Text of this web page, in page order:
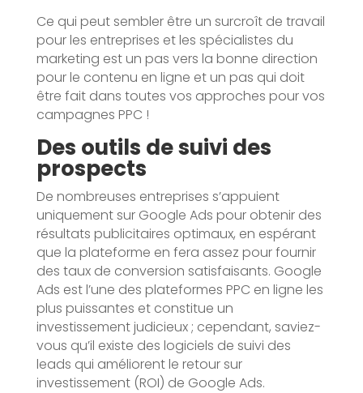
Ce qui peut sembler être un surcroît de travail
pour les entreprises et les spécialistes du
marketing est un pas vers la bonne direction
pour le contenu en ligne et un pas qui doit
être fait dans toutes vos approches pour vos
campagnes PPC !
Des outils de suivi des
prospects
De nombreuses entreprises s’appuient
uniquement sur Google Ads pour obtenir des
résultats publicitaires optimaux, en espérant
que la plateforme en fera assez pour fournir
des taux de conversion satisfaisants. Google
Ads est l’une des plateformes PPC en ligne les
plus puissantes et constitue un
investissement judicieux ; cependant, saviez-
vous qu’il existe des logiciels de suivi des
leads qui améliorent le retour sur
investissement (ROI) de Google Ads.